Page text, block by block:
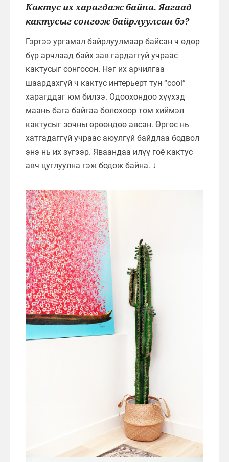
Кактус их харагдаж байна. Яагаад
кактусыг сонгож байрлуулсан бэ?
Гэртээ ургамал байрлуулмаар байсан ч өдөр
бүр арчлаад байх зав гардаггүй учраас
кактусыг сонгосон. Нэг их арчилгаа
шаардахгүй ч кактус интерьерт тун “cool”
харагддаг юм билээ. Одоохондоо хүүхэд
маань бага байгаа болохоор том хиймэл
кактусыг зочны өрөөндөө авсан. Өргөс нь
хатгадаггүй учраас аюулгүй байдлаа бодвол
энэ нь их зүгээр. Яваандаа илүү гоё кактус
авч цуглуулна гэж бодож байна. ↓